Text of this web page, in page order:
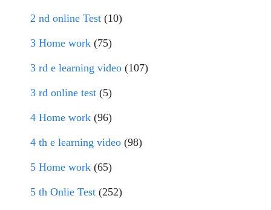
2 nd online Test (10)
3 Home work (75)
3 rd e learning video (107)
3 rd online test (5)
4 Home work (96)
4 th e learning video (98)
5 Home work (65)
5 th Onlie Test (252)